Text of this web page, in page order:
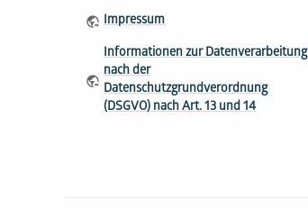
Impressum
Informationen zur Datenverarbeitung
nach der
Datenschutzgrundverordnung
(DSGVO) nach Art. 13 und 14